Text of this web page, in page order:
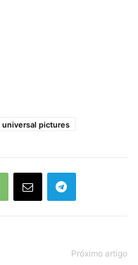
universal pictures
Próximo artigo